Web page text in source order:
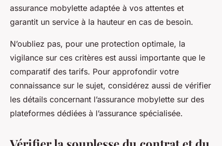
assurance mobylette adaptée à vos attentes et
garantit un service à la hauteur en cas de besoin.
N’oubliez pas, pour une protection optimale, la
vigilance sur ces critères est aussi importante que le
comparatif des tarifs. Pour approfondir votre
connaissance sur le sujet, considérez aussi de vérifier
les détails concernant l’assurance mobylette sur des
plateformes dédiées à l’assurance spécialisée.